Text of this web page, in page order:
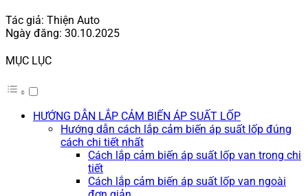
Tác giả: Thiện Auto
Ngày đăng: 30.10.2025
MỤC LỤC
HƯỚNG DẪN LẮP CẢM BIẾN ÁP SUẤT LỐP
Hướng dẫn cách lắp cảm biến áp suất lốp đúng
cách chi tiết nhất
Cách lắp cảm biến áp suất lốp van trong chi
tiết
Cách lắp cảm biến áp suất lốp van ngoài